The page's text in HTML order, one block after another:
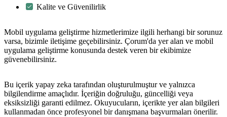
Kalite ve Güvenilirlik
Mobil uygulama geliştirme hizmetlerimize ilgili herhangi bir sorunuz
varsa, bizimle iletişime geçebilirsiniz. Çorum'da yer alan ve mobil
uygulama geliştirme konusunda destek veren bir ekibimize
güvenebilirsiniz.
Bu içerik yapay zeka tarafından oluşturulmuştur ve yalnızca
bilgilendirme amaçlıdır. İçeriğin doğruluğu, güncelliği veya
eksiksizliği garanti edilmez. Okuyucuların, içerikte yer alan bilgileri
kullanmadan önce profesyonel bir danışmana başvurmaları önerilir.